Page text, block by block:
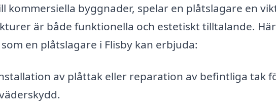
kommersiella byggnader, spelar en plåtslagare en
är både funktionella och estetiskt tilltalande.
en plåtslagare i Flisby kan erbjuda:
av plåttak eller reparation av befintliga tak